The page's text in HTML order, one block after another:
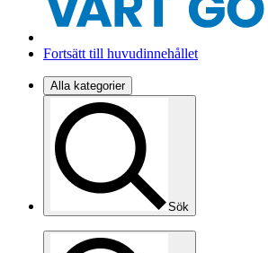
Fortsätt till huvudinnehållet
Alla kategorier
Sök